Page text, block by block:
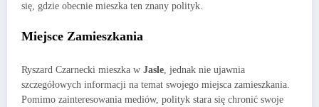
się, gdzie obecnie mieszka ten znany polityk.
Miejsce Zamieszkania
Ryszard Czarnecki mieszka w Jasle , jednak nie ujawnia
szczegółowych informacji na temat swojego miejsca zamieszkania.
Pomimo zainteresowania mediów, polityk stara się chronić swoje